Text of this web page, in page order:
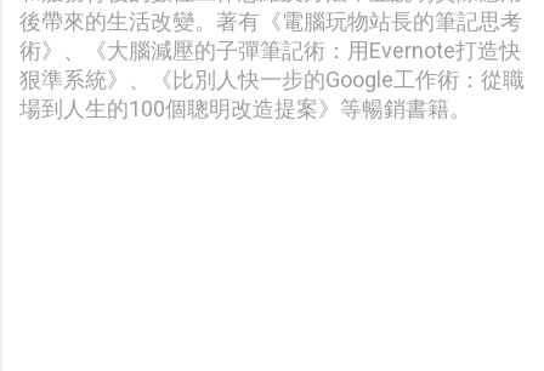
後帶來的生活改變。著有《電腦玩物站長的筆記思考
術》、《大腦減壓的子彈筆記術：用Evernote打造快
狠準系統》、《比別人快一步的Google工作術：從職
場到人生的100個聰明改造提案》等暢銷書籍。